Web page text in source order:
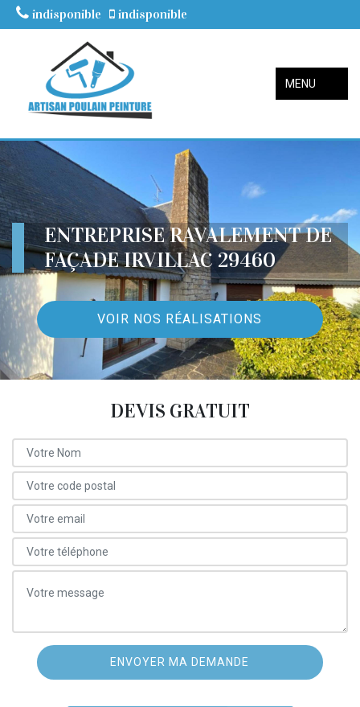
indisponible indisponible
MENU
ENTREPRISE RAVALEMENT DE
FAÇADE IRVILLAC 29460
VOIR NOS RÉALISATIONS
DEVIS GRATUIT